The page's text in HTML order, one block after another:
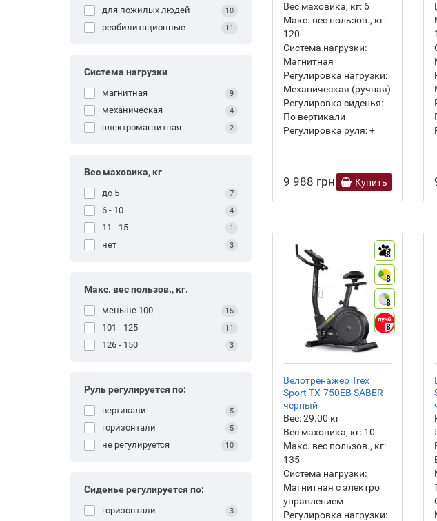
для пожилых людей 10
реабилитационные 11
Система нагрузки
магнитная 9
механическая 4
электромагнитная 2
Вес маховика, кг
до 5 7
6 - 10 4
11 - 15 1
нет 3
Макс. вес пользов., кг.
меньше 100 15
101 - 125 11
126 - 150 3
Руль регулируется по:
вертикали 5
горизонтали 5
не регулируется 10
Сиденье регулируется по:
горизонтали 3
Вес маховика, кг:6
Макс. вес пользов., кг:
120
Система нагрузки:
Магнитная
Регулировка нагрузки:
Механическая (ручная)
Регулировка сиденья:
По вертикали
Регулировка руля:+
9 988 грн Купить
8
8
8
8
Велотренажер Trex
Sport TX-750EB SABER
черный
Вес: 29.00 кг
Вес маховика, кг:10
Макс. вес пользов., кг:
135
Система нагрузки:
Магнитная с электро
управлением
Регулировка нагрузки: